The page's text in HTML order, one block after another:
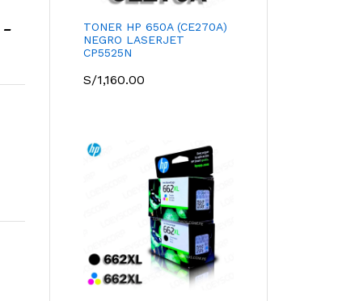
–
TONER HP 650A (CE270A)
NEGRO LASERJET
CP5525N
S/1,160.00